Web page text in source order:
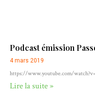
Podcast émission
4 mars 2019
https://www.youtube.com/
Lire la suite »